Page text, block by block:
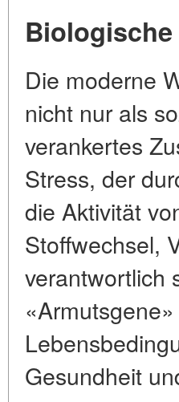
Die moderne
nicht nur als
verankertes
Stress, der
die Aktivität
Stoffwechsel,
verantwortlich
Gesundheit